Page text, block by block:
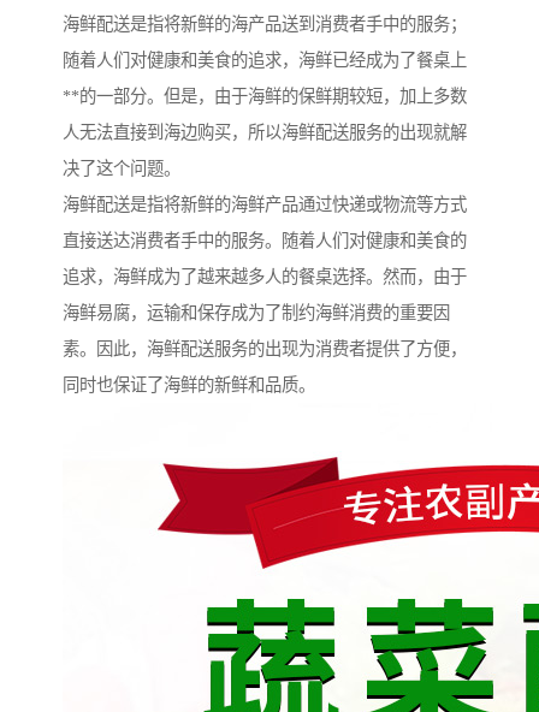
海鲜配送是指将新鲜的海产品送到消费者手中的服务；
随着人们对健康和美食的追求，海鲜已经成为了餐桌上
**的一部分。但是，由于海鲜的保鲜期较短，加上多数
人无法直接到海边购买，所以海鲜配送服务的出现就解
决了这个问题。
海鲜配送是指将新鲜的海鲜产品通过快递或物流等方式
直接送达消费者手中的服务。随着人们对健康和美食的
追求，海鲜成为了越来越多人的餐桌选择。然而，由于
海鲜易腐，运输和保存成为了制约海鲜消费的重要因
素。因此，海鲜配送服务的出现为消费者提供了方便，
同时也保证了海鲜的新鲜和品质。